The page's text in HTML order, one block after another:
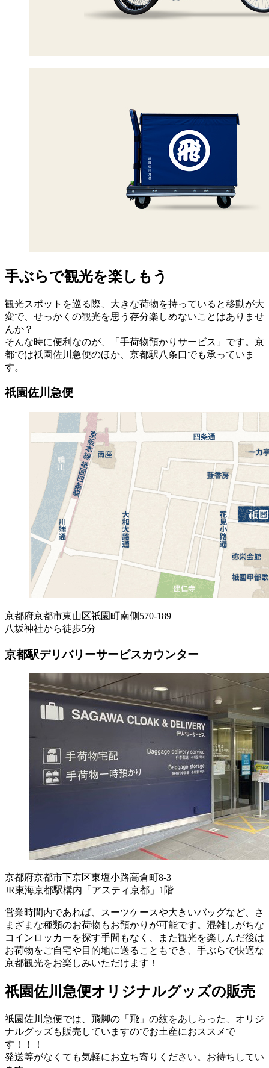
手ぶらで観光を楽しもう
観光スポットを巡る際、大きな荷物を持っていると移動が大
変で、せっかくの観光を思う存分楽しめないことはありませ
んか？
そんな時に便利なのが、「手荷物預かりサービス」です。京
都では祇園佐川急便のほか、京都駅八条口でも承っていま
す。
祇園佐川急便
京都府京都市東山区祇園町南側570-189
八坂神社から徒歩5分
京都駅デリバリーサービスカウンター
京都府京都市下京区東塩小路高倉町8-3
JR東海京都駅構内「アスティ京都」1階
営業時間内であれば、スーツケースや大きいバッグなど、さ
まざまな種類のお荷物もお預かりが可能です。混雑しがちな
コインロッカーを探す手間もなく、また観光を楽しんだ後は
お荷物をご自宅や目的地に送ることもでき、手ぶらで快適な
京都観光をお楽しみいただけます！
祇園佐川急便オリジナルグッズの販売
祇園佐川急便では、飛脚の「飛」の紋をあしらった、オリジ
ナルグッズも販売していますのでお土産におススメで
す！！！
発送等がなくても気軽にお立ち寄りください。お待ちしてい